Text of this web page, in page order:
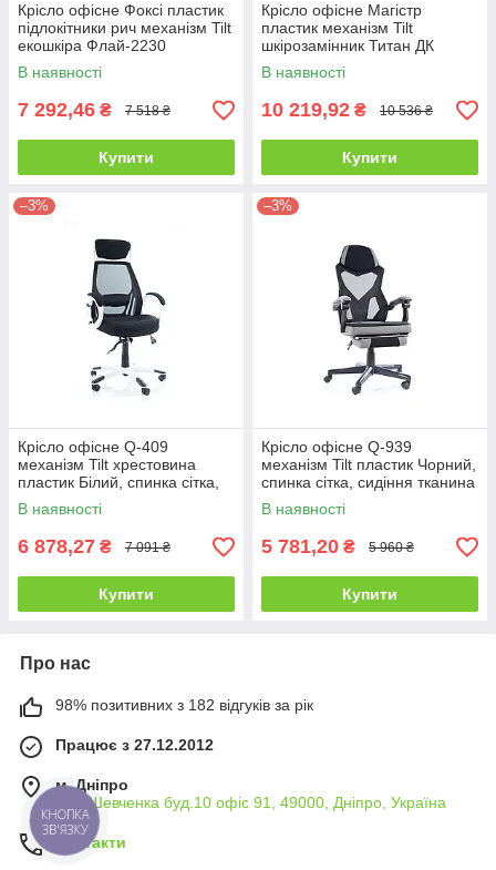
Крісло офісне Фоксі пластик
підлокітники рич механізм Tilt
екошкіра Флай-2230
(Richman ТМ)
В наявності
7 292,46 ₴ 7 518 ₴
Купити
Крісло офісне Магістр
пластик механізм Tilt
шкірозамінник Титан ДК
Браун (Richman ТМ)
В наявності
10 219,92 ₴ 10 536 ₴
Купити
–3%
Крісло офісне Q-409
механізм Tilt хрестовина
пластик Білий, спинка сітка,
сидіння тканина Чорна
(Signal ТМ)
В наявності
6 878,27 ₴ 7 091 ₴
Купити
–3%
Крісло офісне Q-939
механізм Tilt пластик Чорний,
спинка сітка, сидіння тканина
Чорна/Сіра (Signal ТМ)
В наявності
5 781,20 ₴ 5 960 ₴
Купити
Про нас
98% позитивних з 182 відгуків за рік
Працює з 27.12.2012
м. Дніпро
вул. Шевченка буд.10 офіс 91, 49000, Дніпро, Україна
Контакти
КНОПКА
ЗВ'ЯЗКУ